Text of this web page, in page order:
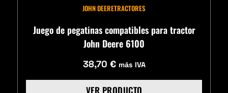
JOHN DEERETRACTORES
Juego de pegatinas compatibles para tractor
John Deere 6100
38,70 € más IVA
VER PRODUCTO